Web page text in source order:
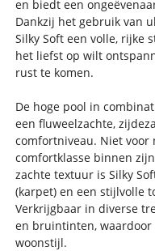
en biedt een
Dankzij het gebruik van
Silky Soft een volle, rijke
het liefst op wilt
rust te komen.
De hoge pool in
een fluweelzachte,
comfortniveau. Niet voor
comfortklasse binnen
zachte textuur is Silky
(karpet) en een stijlvolle
Verkrijgbaar in diverse
en bruintinten,
woonstijl.